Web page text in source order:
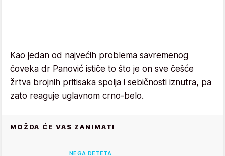
Kao jedan od najvećih problema savremenog
čoveka dr Panović ističe to što je on sve češće
žrtva brojnih pritisaka spolja i sebičnosti iznutra, pa
zato reaguje uglavnom crno-belo.
MOŽDA ĆE VAS ZANIMATI
NEGA DETETA